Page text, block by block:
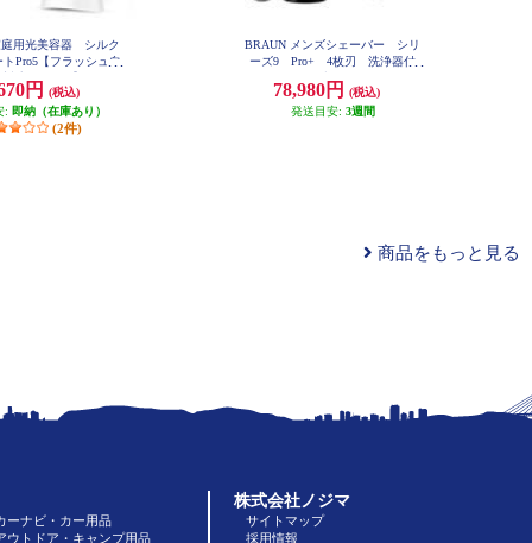
庭用光美容器 シルク
トPro5【フラッシュ自
8
円
(税込)
: 即納（在庫あり）
(2件)
BRAUN メンズシェーバー シリ
ーズ9 Pro+ 4枚刃 洗浄器付
78,980円
(税込)
発送目安: 3週間
商品をもっと見る
ーナビ・カー用品
ウトドア・キャンプ用品
株式会社ノジマ
サイトマップ
採用情報